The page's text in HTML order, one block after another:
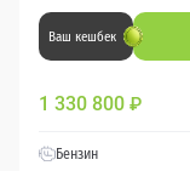
Ваш кешбек
1 330 800 ₽
Бензин